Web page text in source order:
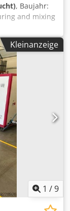
, Baujahr:
and mixing
Io Abrskr
Kleinanzeige
1 /9